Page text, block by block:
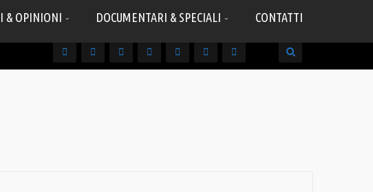
& OPINIONI DOCUMENTARI & SPECIALI CONTATTI